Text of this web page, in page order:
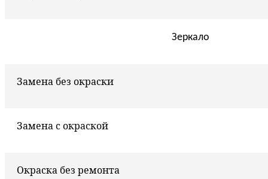
Зеркало
Замена без окраски
Замена с окраской
Окраска без ремонта